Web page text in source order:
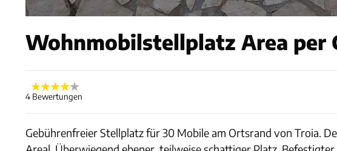
Wohnmobilstellplatz Area per
4 Bewertungen
Gebührenfreier Stellplatz für 30 Mobile am Ortsrand von Troia.